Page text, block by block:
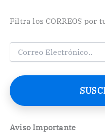
Filtra los CORREOS por
C
e
o
e
Aviso Importante